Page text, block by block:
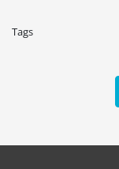
Tags